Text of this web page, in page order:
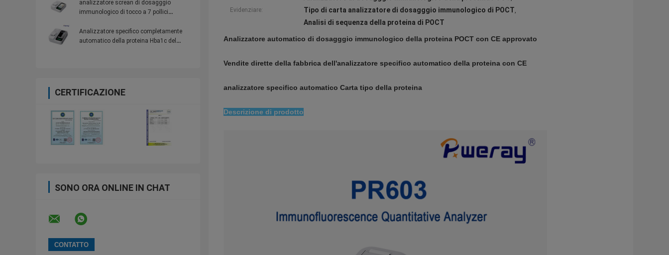
elementi della prova per gli ospedali
analizzatore screan di dosagggio
immunologico di tocco a 7 pollici
elementi della prova per gli ospedali
Analizzatore specifico completamente
automatico della proteina Hba1c del
CERTIFICAZIONE
SONO ORA ONLINE IN CHAT
Evidenziare: Tipo di carta analizzatore di dosagggio immunologico di POCT,
Analisi di sequenza della proteina di POCT
Analizzatore automatico di dosagggio immunologico della proteina POCT con CE approvato
Vendite dirette della fabbrica dell'analizzatore specifico automatico della proteina con CE
analizzatore specifico automatico Carta tipo della proteina
Descrizione di prodotto